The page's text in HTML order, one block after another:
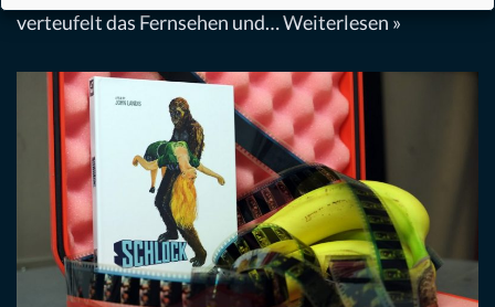
verteufelt das Fernsehen und…Weiterlesen »